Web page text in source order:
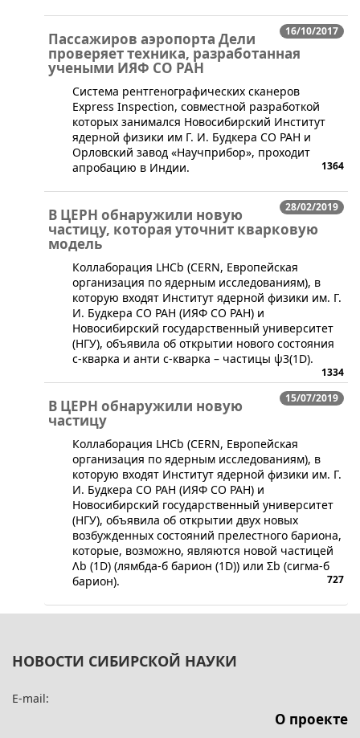
16/10/2017
Пассажиров аэропорта Дели
проверяет техника, разработанная
учеными ИЯФ СО РАН
Система рентгенографических сканеров
Express Inspection, совместной разработкой
которых занимался Новосибирский Институт
ядерной физики им Г. И. Будкера СО РАН и
Орловский завод «Научприбор», проходит
апробацию в Индии.
1364
28/02/2019
В ЦЕРН обнаружили новую
частицу, которая уточнит кварковую
модель
​Коллаборация LHCb (CERN, Европейская
организация по ядерным исследованиям), в
которую входят Институт ядерной физики им. Г.
И. Будкера СО РАН (ИЯФ СО РАН) и
Новосибирский государственный университет
(НГУ), объявила об открытии нового состояния
c-кварка и анти c-кварка – частицы ψ3(1D).
1334
15/07/2019
В ЦЕРН обнаружили новую
частицу
​Коллаборация LHCb (CERN, Европейская
организация по ядерным исследованиям), в
которую входят Институт ядерной физики им. Г.
И. Будкера СО РАН (ИЯФ СО РАН) и
Новосибирский государственный университет
(НГУ), объявила об открытии двух новых
возбужденных состояний прелестного бариона,
которые, возможно, являются новой частицей
Λb (1D) (лямбда-б барион (1D)) или Σb (сигма-б
барион).
727
НОВОСТИ СИБИРСКОЙ НАУКИ
E-mail:
О проекте